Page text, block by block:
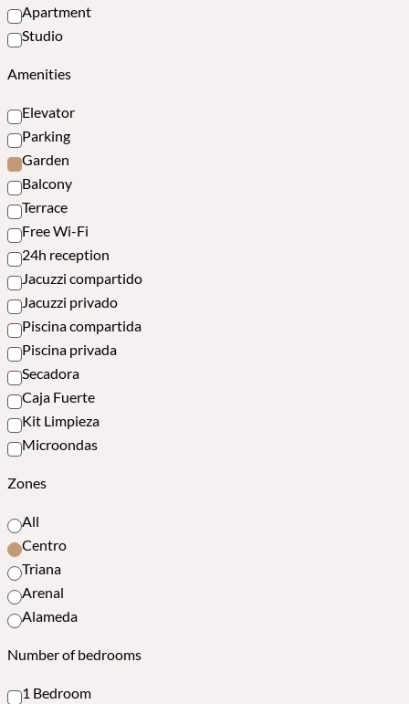
Apartment
Studio
Amenities
Elevator
Parking
Garden
Balcony
Terrace
Free Wi-Fi
24h reception
Jacuzzi compartido
Jacuzzi privado
Piscina compartida
Piscina privada
Secadora
Caja Fuerte
Kit Limpieza
Microondas
Zones
All
Centro
Triana
Arenal
Alameda
Number of bedrooms
1 Bedroom